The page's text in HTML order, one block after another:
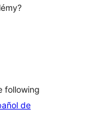
following
de